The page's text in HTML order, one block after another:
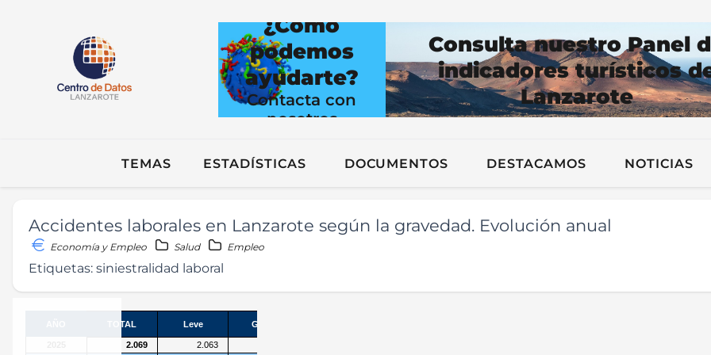
¿Cómo
podemos
ayudarte?
Contacta con
nosotros
Consulta nuestro Panel
indicadores turísticos
Lanzarote
TEMAS ESTADÍSTICAS DOCUMENTOS DESTACAMOS NOTICIAS
Accidentes laborales en Lanzarote según la gravedad. Evolución anual
Economía y Empleo Salud Empleo
Etiquetas: siniestralidad laboral